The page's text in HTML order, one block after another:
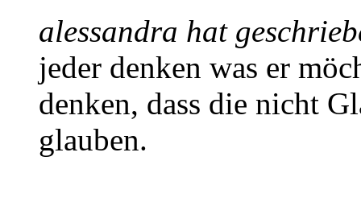
alessandra hat
jeder denken was er
denken, dass die nicht
glauben.